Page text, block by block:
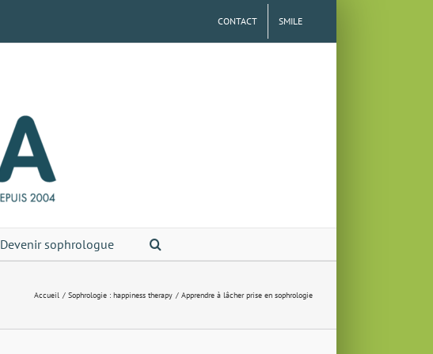
CONTACT SMILE
Devenir sophrologue
Accueil Sophrologie : happiness therapy Apprendre à lâcher prise en sophrologie